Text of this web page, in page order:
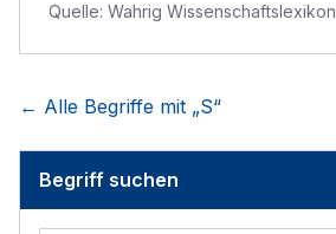
Quelle: Wahrig Wissenschaftslexikon
← Alle Begriffe mit „S“
Begriff suchen